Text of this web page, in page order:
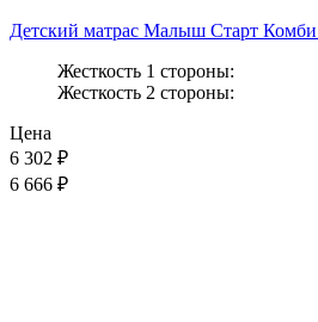
Детский матрас Малыш Старт
Жесткость 1 стороны:
Жесткость 2 стороны:
Цена
6 302 ₽
6 666 ₽